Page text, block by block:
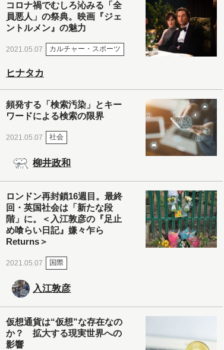
コロナ禍でむしろ沁みる「全
員悪人」の祭典。映画『ジェ
ントルメン』の魅力
2021.05.07 カルチャー・スポーツ
ヒナタカ
頻発する「検索汚染」とキー
ワードによる検索の限界
2021.05.07 社会
柳井政和
ロンドン再封鎖16週目。最終
回・英国社会は「新たな段
階」に。＜入江敦彦の『足止
め喰らい日記』嫌々乍ら
Returns＞
2021.05.07 国際
入江敦彦
仮想通貨は“仮想”な存在なの
か？ 拡大する現実世界への
影響